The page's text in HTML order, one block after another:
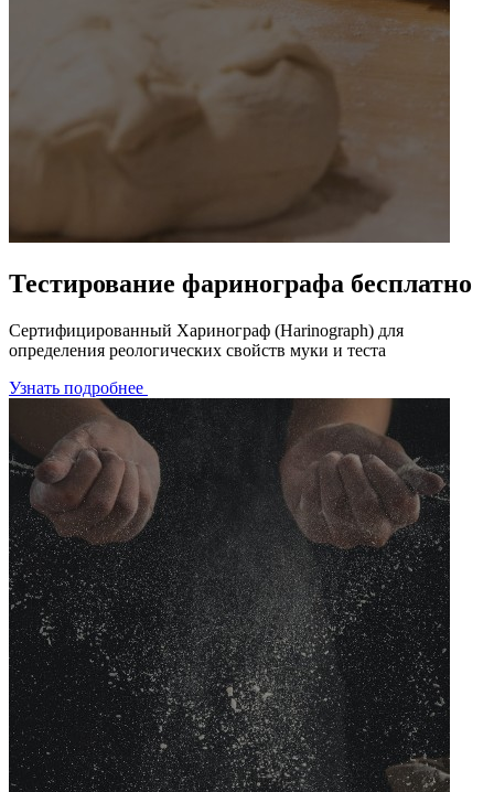
Тестирование фаринографа бесплатно
Сертифицированный Харинограф (Harinograph) для
определения реологических свойств муки и теста
Узнать подробнее